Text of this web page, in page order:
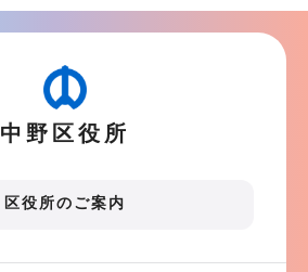
中野区役所
区役所のご案内